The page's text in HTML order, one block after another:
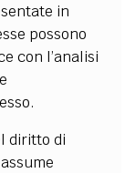
in
possono
con l’analisi
diritto di